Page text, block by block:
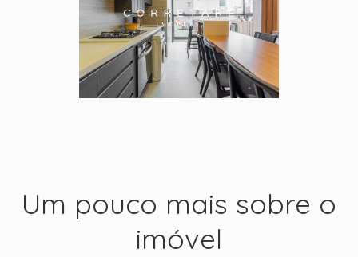
Um pouco mais sobre o
imóvel